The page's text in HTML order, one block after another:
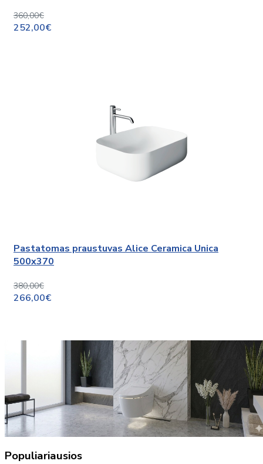
360,00€
252,00€
Pastatomas praustuvas Alice Ceramica Unica
500x370
380,00€
266,00€
Populiariausios